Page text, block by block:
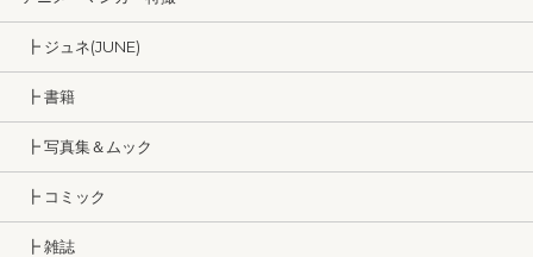
┣ ジュネ(JUNE)
┣ 書籍
┣ 写真集＆ムック
┣ コミック
┣ 雑誌